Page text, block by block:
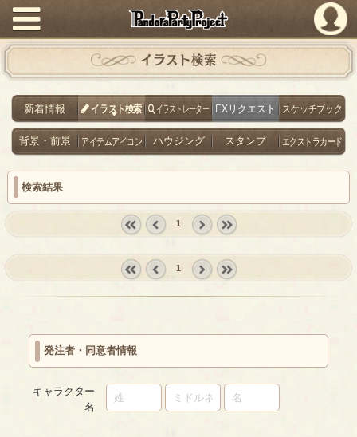
PandoraPartyProject
イラスト検索
新着情報 イラスト検索 イラストレーター EXリクエスト スケッチブック
背景・前景 アイテムアイコン ハウジング スタンプ エクストラカード
検索結果
prev
1
1
発注者・同意者情報
キャラクター
名